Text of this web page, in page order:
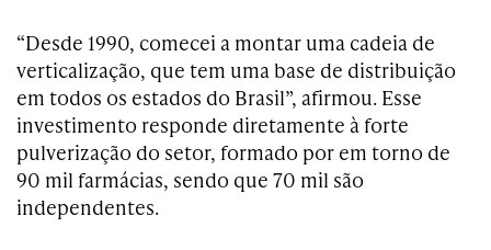
“Desde 1990, comecei a montar uma cadeia de
verticalização, que tem uma base de distribuição
em todos os estados do Brasil”, afirmou. Esse
investimento responde diretamente à forte
pulverização do setor, formado por em torno de
90 mil farmácias, sendo que 70 mil são
independentes.